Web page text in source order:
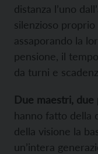
distanza l’uno
silenzioso
assaporando la
pensione, il
da turni e
Due maestri, due
hanno fatto della
della visione la
un’intera